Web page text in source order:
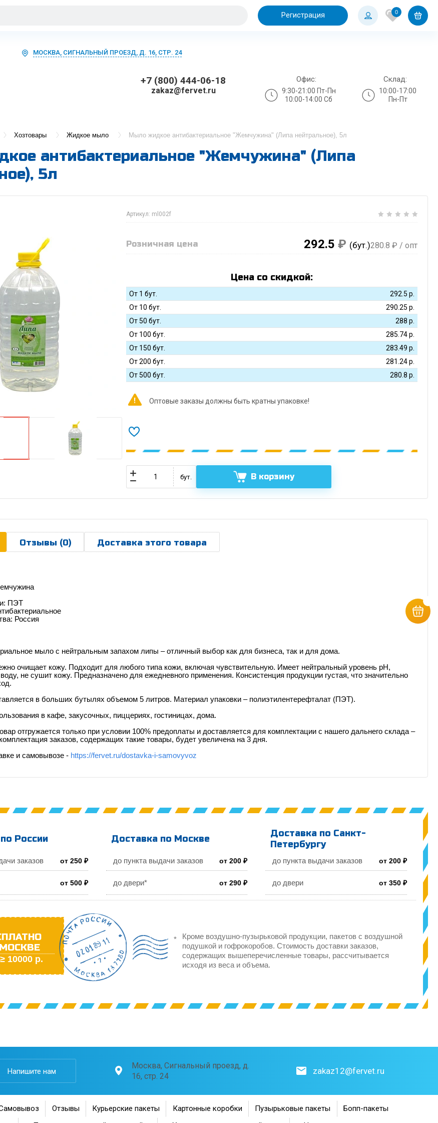
Регистрация 0
МОСКВА, СИГНАЛЬНЫЙ ПРОЕЗД, Д. 16, СТР. 24
+7 (800) 444-06-18
zakaz@fervet.ru
Офис:
9:30-21:00 Пт-Пн
10:00-14:00 Сб
Склад:
10:00-17:00
Пн-Пт
Хозтовары Жидкое мыло Мыло жидкое антибактериальное "Жемчужина" (Липа нейтральное), 5л
антибактериальное "Жемчужина" (Липа
5л
Артикул: ml002f
Розничная цена 292.5 ₽ (бут.)280.8 ₽ / опт
Цена со скидкой:
От 1 бут. 292.5 р.
От 10 бут.
290.25 р.
От 50 бут.
288 р.
От 100 бут.
285.74р.
От 150 бут.
283.49 р.
От 200 бут.
281.24р.
От 500 бут.
280.8 р.
Оптовые заказы должны быть кратны упаковке!
бут. В корзину
Отзывы (0) Доставка этого товара
ПЭТ
Россия
мыло с нейтральным запахом липы – отличный выбор как для бизнеса, так и для дома.
очищает кожу. Подходит для любого типа кожи, включая чувствительную. Имеет нейтральный уровень рН,
не сушит кожу. Предназначено для ежедневного применения. Консистенция продукции густая, что значительно
в больших бутылях объемом 5 литров. Материал упаковки – полиэтилентерефталат (ПЭТ).
в кафе, закусочных, пиццериях, гостиницах, дома.
отгружается только при условии 100% предоплаты и доставляется для комплектации с нашего дальнего склада –
заказов, содержащих такие товары, будет увеличена на 3 дня.
и самовывозе - https://fervet.ru/dostavka-i-samovyvoz
России
заказов от 250 ₽
от 500 ₽
Доставка по Москве
до пункта выдачи заказов от 200 ₽
до двери* от 290 ₽
Доставка по Санкт-
Петербургу
до пункта выдачи заказов от 200 ₽
до двери от 350 ₽
10000 р.
Кроме воздушно-пузырьковой продукции, пакетов с воздушной
подушкой и гофрокоробов. Стоимость доставки заказов,
содержащих вышеперечисленные товары, рассчитывается
исходя из веса и объема.
Напишите нам
Москва, Сигнальный проезд, д.
16, стр. 24
zakaz12@fervet.ru
Отзывы Курьерские пакеты Картонные коробки Пузырьковые пакеты
Бопп-пакеты